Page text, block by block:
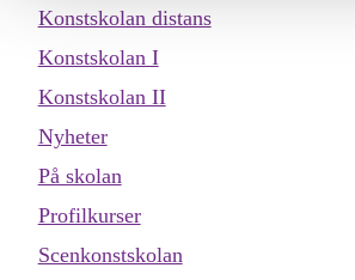
Konstskolan distans
Konstskolan I
Konstskolan II
Nyheter
På skolan
Profilkurser
Scenkonstskolan